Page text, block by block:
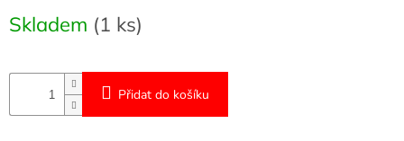
cena:
Skladem (1 ks)
Přidat do košíku